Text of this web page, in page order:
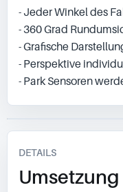
- Jeder Winkel des
- 360 Grad
- Grafische
- Perspektive
- Park Sensoren
DETAILS